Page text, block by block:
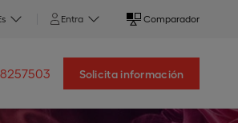
Entra Comparador
Solicita información